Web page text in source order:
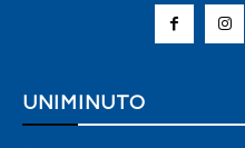
UNIMINUTO